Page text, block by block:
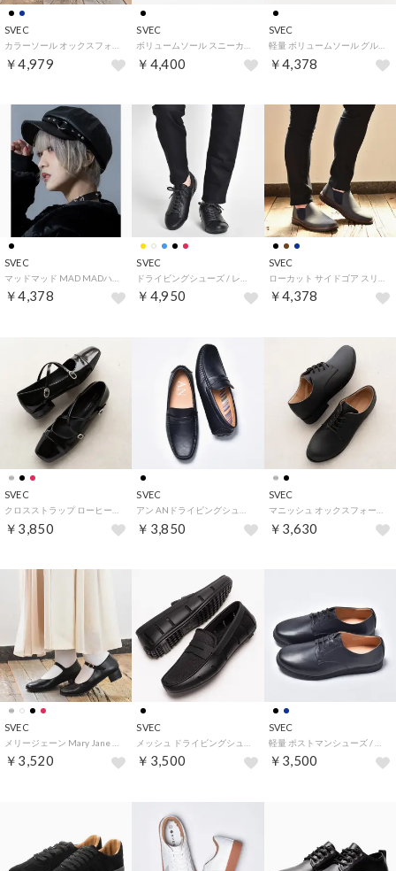
SVEC
￥4,979
SVEC
￥4,400
SVEC
軽量 ボリュームソール グルカサンダル / ダッドスニーカー (ブラック)
￥4,378
SVEC
￥4,378
SVEC
￥4,950
SVEC
￥4,378
SVEC
クロスストラップ ローヒール パンプス (ブラック)
￥3,850
SVEC
アン ANドライビングシューズ / コインローファー スリッポン (ブラック)
￥3,850
SVEC
マニッシュ オックスフォードシューズ / プレーントゥ (ブラック)
￥3,630
SVEC
￥3,520
SVEC
￥3,500
SVEC
￥3,500